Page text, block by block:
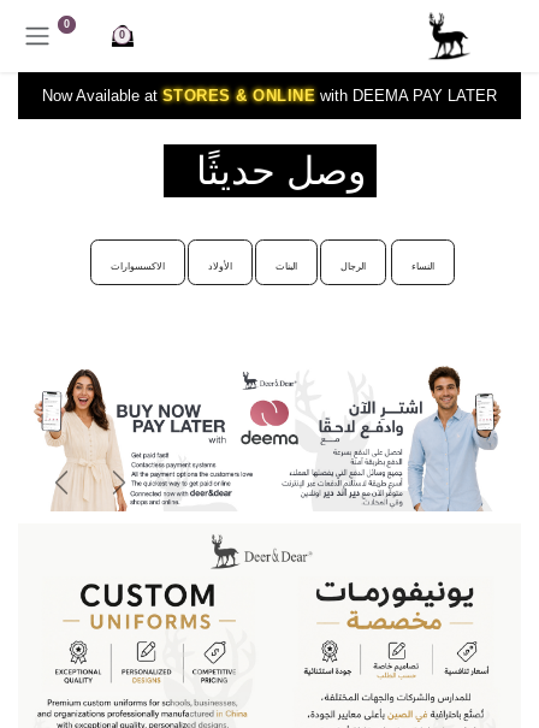
تخطي للذهاب إلى المحتوى
0
0
Now Available atSTORES & ONLINE with DEEMA PAY LATER
وصل حديثًا
النساء الرجال البنات الأولاد الاكسسوارات
Previous
Next